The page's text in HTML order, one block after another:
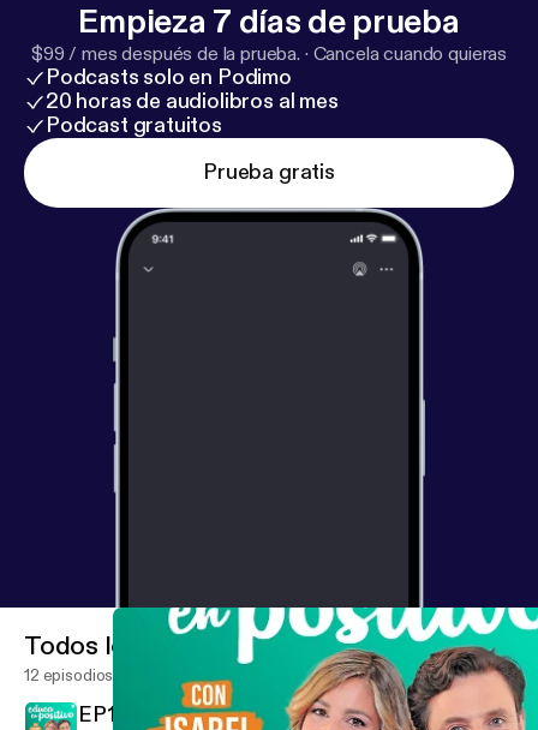
Empieza 7 días de prueba
$99 / mes después de la prueba. · Cancela cuando quieras
Podcasts solo en Podimo
20 horas de audiolibros al mes
Podcast gratuitos
Prueba gratis
Todos los episodios
12 episodios
EP12 El papel de los abuelos en la crianza